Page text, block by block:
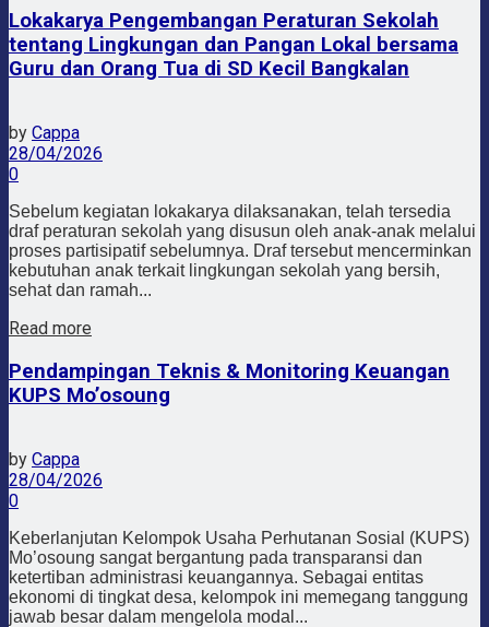
Lokakarya Pengembangan Peraturan Sekolah
tentang Lingkungan dan Pangan Lokal bersama
Guru dan Orang Tua di SD Kecil Bangkalan
by Cappa
28/04/2026
0
Sebelum kegiatan lokakarya dilaksanakan, telah tersedia
draf peraturan sekolah yang disusun oleh anak-anak melalui
proses partisipatif sebelumnya. Draf tersebut mencerminkan
kebutuhan anak terkait lingkungan sekolah yang bersih,
sehat dan ramah...
Read more
Pendampingan Teknis & Monitoring Keuangan
KUPS Mo’osoung
by Cappa
28/04/2026
0
Keberlanjutan Kelompok Usaha Perhutanan Sosial (KUPS)
Mo’osoung sangat bergantung pada transparansi dan
ketertiban administrasi keuangannya. Sebagai entitas
ekonomi di tingkat desa, kelompok ini memegang tanggung
jawab besar dalam mengelola modal...